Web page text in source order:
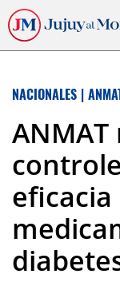
NACIONALES |
eficacia